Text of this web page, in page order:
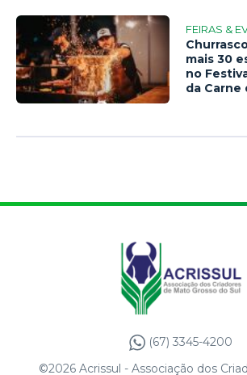
FEIRAS &
mais 30
no
da Carne
(67) 3345-4200
©2026 Acrissul - Associação dos